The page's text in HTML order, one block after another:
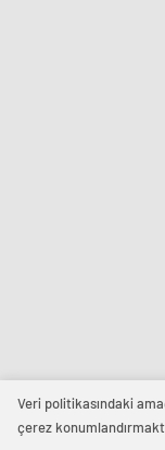
Veri politikasındaki
çerez